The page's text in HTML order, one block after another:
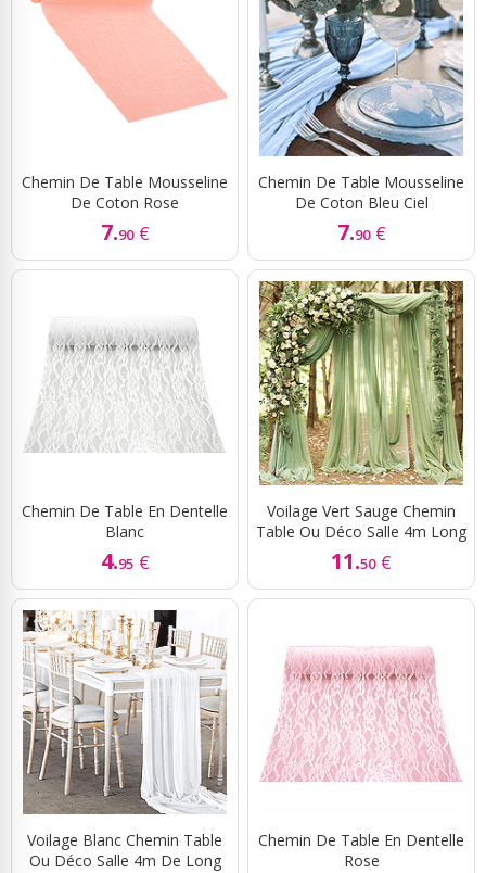
Chemin De Table Mousseline
De Coton Rose
7.90 €
Chemin De Table Mousseline
De Coton Bleu Ciel
7.90 €
Chemin De Table En Dentelle
Blanc
4.95 €
Voilage Vert Sauge Chemin
Table Ou Déco Salle 4m Long
11.50 €
Voilage Blanc Chemin Table
Ou Déco Salle 4m De Long
Chemin De Table En Dentelle
Rose